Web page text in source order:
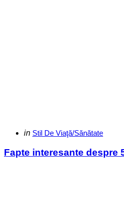
Categories
Posted
in Stil De Viaţă/Sănătate
Fapte interesante despre